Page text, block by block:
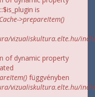
is
>prepareItem()
vizualiskultura.elte.hu/
of dynamic property
függvényben
vizualiskultura.elte.hu/